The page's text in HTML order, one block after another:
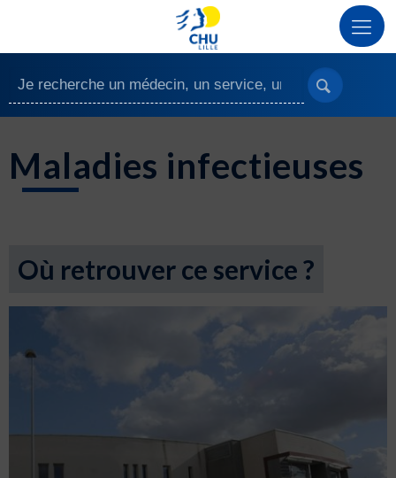
Maladies infectieuses
Où retrouver ce service ?